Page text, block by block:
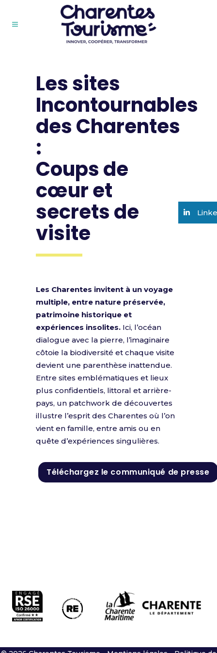
Les sites
Incontournables
des Charentes
:
Coups de
cœur et
secrets de
visite
Les Charentes invitent à un voyage
multiple, entre nature préservée,
patrimoine historique et
expériences insolites. Ici, l’océan
dialogue avec la pierre, l’imaginaire
côtoie la biodiversité et chaque visite
devient une parenthèse inattendue.
Entre sites emblématiques et lieux
plus confidentiels, littoral et arrière-
pays, un patchwork de découvertes
illustre l’esprit des Charentes où l’on
vient en famille, entre amis ou en
quête d’expériences singulières.
Téléchargez le communiqué de presse